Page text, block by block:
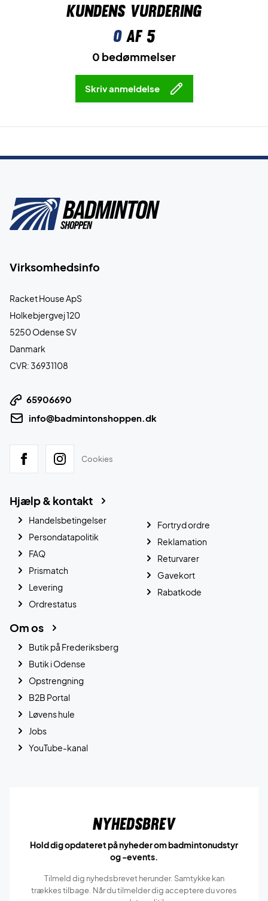
Kundens vurdering
0af 5
0 bedømmelser
Skriv anmeldelse
Virksomhedsinfo
Racket House ApS
Holkebjergvej 120
5250 Odense SV
Danmark
CVR: 36931108
65906690
info@badmintonshoppen.dk
Cookies
Hjælp & kontakt
Handelsbetingelser
Persondatapolitik
FAQ
Prismatch
Levering
Ordrestatus
Fortryd ordre
Reklamation
Returvarer
Gavekort
Rabatkode
Om os
Butik på Frederiksberg
Butik i Odense
Opstrengning
B2B Portal
Løvens hule
Jobs
YouTube-kanal
Nyhedsbrev
Hold dig opdateret på nyheder om badmintonudstyr
og -events.
Tilmeld dig nyhedsbrevet herunder. Samtykke kan
trækkes tilbage. Når du tilmelder dig acceptere du vores